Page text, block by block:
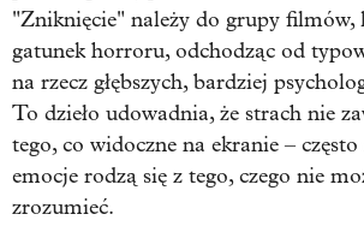
"Zniknięcie" należy do grupy filmów,
gatunek horroru, odchodząc od
na rzecz głębszych, bardziej
To dzieło udowadnia, że strach nie
tego, co widoczne na ekranie – często
emocje rodzą się z tego, czego nie
zrozumieć.